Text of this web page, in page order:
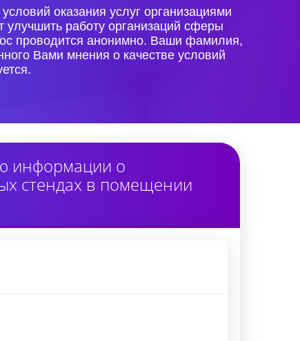
оказания услуг организациями
работу организаций сферы
проводится анонимно. Ваши фамилия,
Вами мнения о качестве условий
информации о
стендах в помещении